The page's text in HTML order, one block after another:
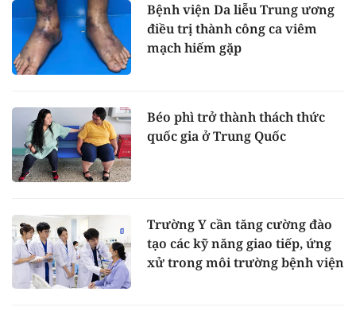
Bệnh viện Da liễu Trung ương
điều trị thành công ca viêm
mạch hiếm gặp
Béo phì trở thành thách thức
quốc gia ở Trung Quốc
Trường Y cần tăng cường đào
tạo các kỹ năng giao tiếp, ứng
xử trong môi trường bệnh viện